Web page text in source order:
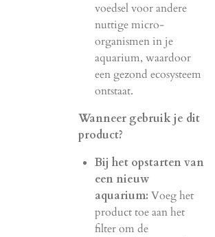
voedsel voor andere
nuttige micro-
organismen in je
aquarium, waardoor
een gezond ecosysteem
ontstaat.
Wanneer gebruik je dit
product?
Bij het opstarten van
een nieuw
aquarium: Voeg het
product toe aan het
filter om de